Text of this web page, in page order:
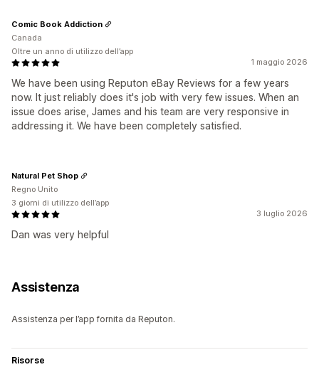
1 maggio 2026
We have been using Reputon eBay Reviews for a few years
now. It just reliably does it's job with very few issues. When an
issue does arise, James and his team are very responsive in
addressing it. We have been completely satisfied.
Comic Book Addiction
Canada
Oltre un anno di utilizzo dell’app
3 luglio 2026
Dan was very helpful
Natural Pet Shop
Regno Unito
3 giorni di utilizzo dell’app
Assistenza
Assistenza per l’app fornita da Reputon.
Risorse